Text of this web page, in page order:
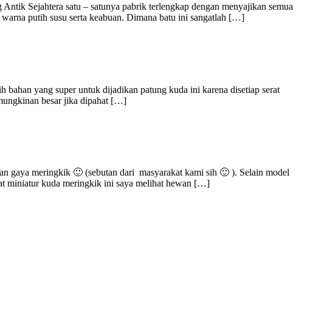
Sejahtera satu – satunya pabrik terlengkap dengan menyajikan semua
putih susu serta keabuan. Dimana batu ini sangatlah […]
yang super untuk dijadikan patung kuda ini karena disetiap serat
besar jika dipahat […]
gaya meringkik 🙂 (sebutan dari masyarakat kami sih 🙂 ). Selain model
miniatur kuda meringkik ini saya melihat hewan […]